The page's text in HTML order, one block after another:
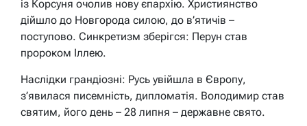
із Корсуня очолив нову єпархію. Християнство
дійшло до Новгорода силою, до в’ятичів –
поступово. Синкретизм зберігся: Перун став
пророком Іллею.
Наслідки грандіозні: Русь увійшла в Європу,
з’явилася писемність, дипломатія. Володимир став
святим, його день – 28 липня – державне свято.